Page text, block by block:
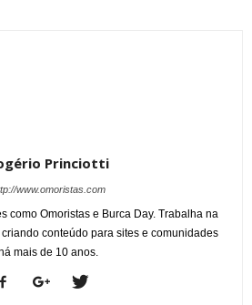
Princiotti
www.omoristas.com
como Omoristas e Burca Day. Trabalha na
conteúdo para sites e comunidades
mais de 10 anos.